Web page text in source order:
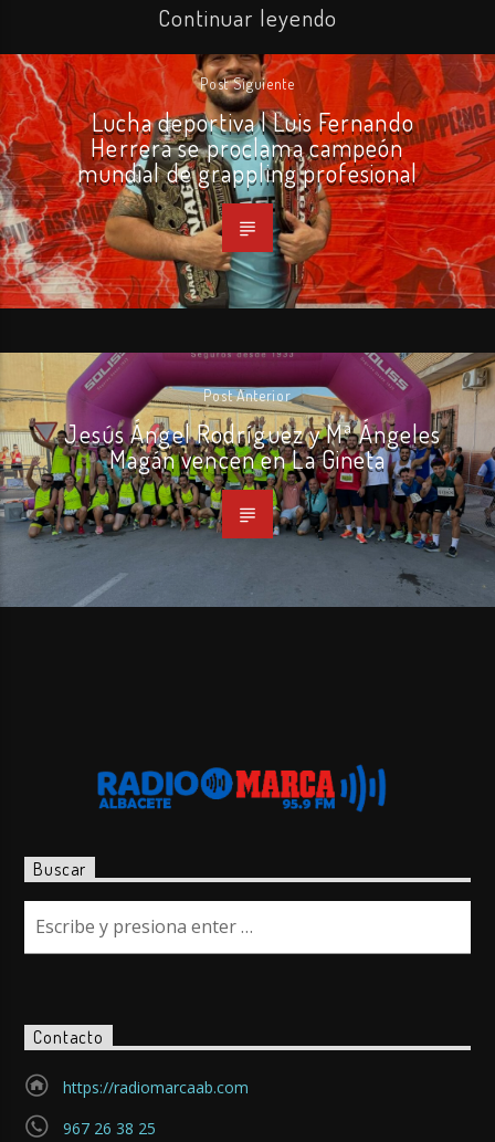
Continuar leyendo
Post Siguiente
Lucha deportiva | Luis Fernando
Herrera se proclama campeón
mundial de grappling profesional
Post Anterior
Jesús Ángel Rodríguez y Mª Ángeles
Magán vencen en La Gineta
Buscar
Contacto
https://radiomarcaab.com
967 26 38 25